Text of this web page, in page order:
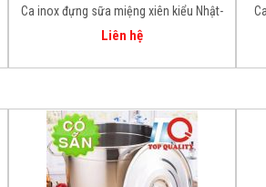
Ca inox đựng sữa miệng xiên kiểu Nhật-
chính hãng EAST
Liên hệ